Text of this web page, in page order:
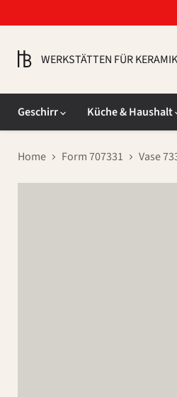
WERKSTÄTTEN FÜR KERAMIK
Geschirr
Küche & Haushalt
Home Form 707331 Vase